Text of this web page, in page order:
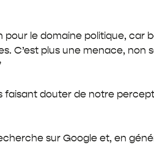
pour le domaine politique,
C’est plus une menace, non
faisant douter de notre
sur Google et, en